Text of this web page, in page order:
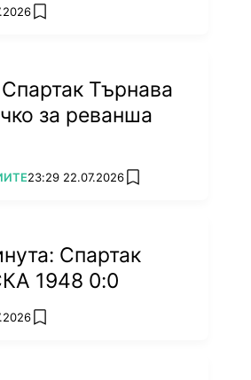
add favorites
Търнава
за реванша
23:29 22.07.2026 add favorites
Спартак
Търнава - ЦСКА 1948 0:0
add favorites